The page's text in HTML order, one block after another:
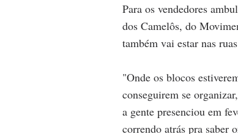
Para os vendedores
dos Camelôs, do
também vai estar nas
"Onde os blocos
conseguirem se
a gente presenciou em
correndo atrás pra saber